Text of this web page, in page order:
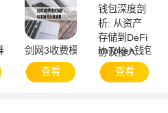
与技巧分享
版下载全流程：安全获取官方应用教
剑网3收费模式解析，玩家如何合
查看
imToken钱包深
查看